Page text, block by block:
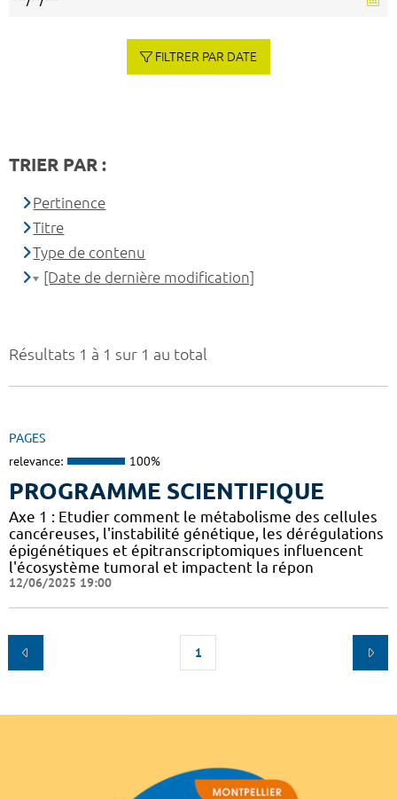
Résultats 1 à 1 sur 1 au total
PAGES
relevance: 100%
PROGRAMME SCIENTIFIQUE
Axe 1 : Etudier comment le métabolisme des cellules
cancéreuses, l'instabilité génétique, les dérégulations
épigénétiques et épitranscriptomiques influencent
l'écosystème tumoral et impactent la répon
12/06/2025 19:00
1
FILTRER PAR DATE
TRIER PAR :
Pertinence
Titre
Type de contenu
[Date de dernière modification]